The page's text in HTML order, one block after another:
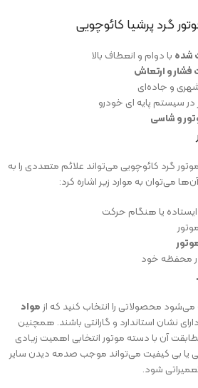
گرد پرشیا کائوچویی
شده با دوام و انعطاف بالا
و ارتعاش
و جاده‌ای
در سیستم پایه‌ ای خودرو
و شاسی
گرد کائوچویی می‌تواند علائم متعددی را به
می‌توان به موارد زیر اشاره کرد:
یا هنگام حرکت
محفظه‌ خود
محصولاتی را انتخاب کنید که از مواد
نشان استاندارد و گارانتی باشند. همچنین
آن با دسته‌ موتور انتخابی اهمیت زیادی
یا بی‌ کیفیت می‌تواند موجب صدمه‌ دیدن سایر
شود.